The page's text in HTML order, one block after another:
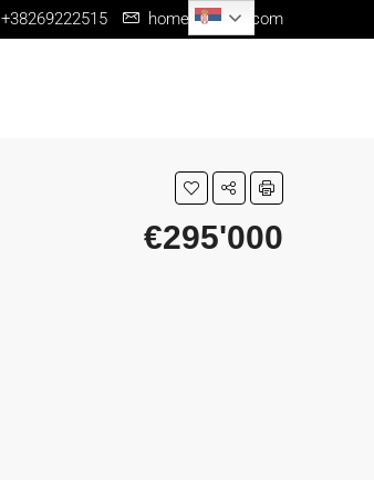
+38269222515 home@me-re.com
€295'000
Serbian